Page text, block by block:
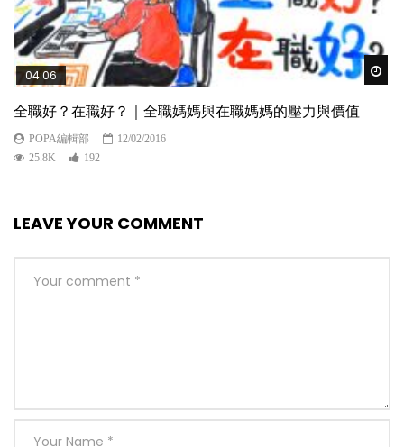
04:06
全職好？在職好？｜全職媽媽與在職媽媽的壓力與價值
POPA編輯部
12/02/2016
25.8K
192
LEAVE YOUR COMMENT